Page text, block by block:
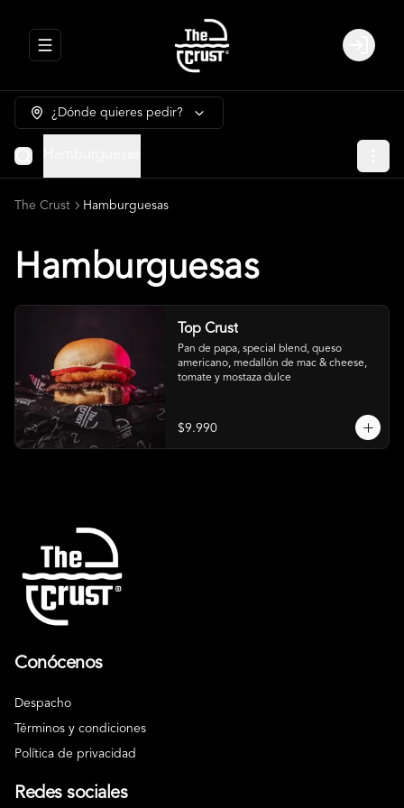
Abrir menu de navegación Login
¿Dónde quieres pedir?
The Crust Hamburguesas
Hamburguesas
Top Crust
Pan de papa, special blend, queso
americano, medallón de mac & cheese,
tomate y mostaza dulce
$9.990
Conócenos
Despacho
Términos y condiciones
Política de privacidad
Redes sociales